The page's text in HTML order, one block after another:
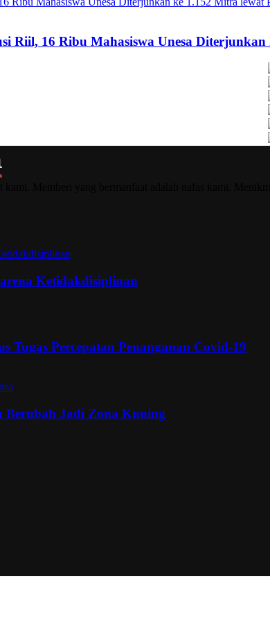
Riil, 16 Ribu Mahasiswa Unesa
Ketidakdisiplinan
Tugas Percepatan Penanganan Covid-19
Jadi Zona Kuning